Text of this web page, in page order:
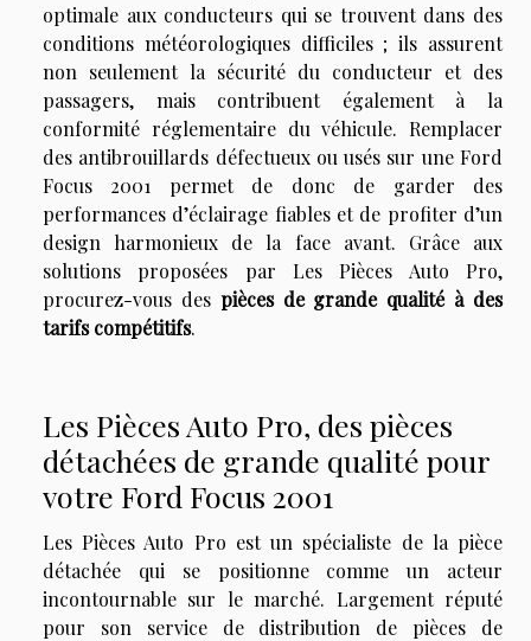
optimale aux conducteurs qui se trouvent dans des
conditions météorologiques difficiles ; ils assurent
non seulement la sécurité du conducteur et des
passagers, mais contribuent également à la
conformité réglementaire du véhicule. Remplacer
des antibrouillards défectueux ou usés sur une Ford
Focus 2001 permet de donc de garder des
performances d’éclairage fiables et de profiter d’un
design harmonieux de la face avant. Grâce aux
solutions proposées par Les Pièces Auto Pro,
procurez-vous despièces de grande qualité à des
tarifs compétitifs.
Les Pièces Auto Pro, des pièces
détachées de grande qualité pour
votre Ford Focus 2001
Les Pièces Auto Pro est un spécialiste de la pièce
détachée qui se positionne comme un acteur
incontournable sur le marché. Largement réputé
pour son service de distribution de pièces de